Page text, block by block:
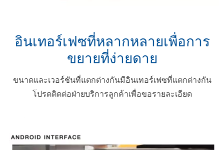
อินเทอร์เฟซที่หลากหลายเพื่อการ
ขยายที่ง่ายดาย
ขนาดและเวอร์ชันที่แตกต่างกันมีอินเทอร์เฟซที่แตกต่างกัน
โปรดติดต่อฝ่ายบริการลูกค้าเพื่อขอรายละเอียด